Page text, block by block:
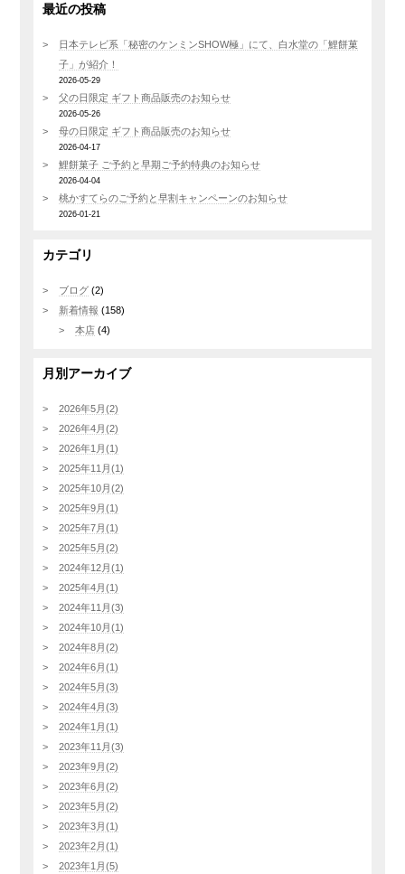
最近の投稿
日本テレビ系「秘密のケンミンSHOW極」にて、白水堂の「鯉餅菓
子」が紹介！
2026-05-29
父の日限定 ギフト商品販売のお知らせ
2026-05-26
母の日限定 ギフト商品販売のお知らせ
2026-04-17
鯉餅菓子 ご予約と早期ご予約特典のお知らせ
2026-04-04
桃かすてらのご予約と早割キャンペーンのお知らせ
2026-01-21
カテゴリ
ブログ (2)
新着情報 (158)
本店 (4)
月別アーカイブ
2026年5月(2)
2026年4月(2)
2026年1月(1)
2025年11月(1)
2025年10月(2)
2025年9月(1)
2025年7月(1)
2025年5月(2)
2024年12月(1)
2025年4月(1)
2024年11月(3)
2024年10月(1)
2024年8月(2)
2024年6月(1)
2024年5月(3)
2024年4月(3)
2024年1月(1)
2023年11月(3)
2023年9月(2)
2023年6月(2)
2023年5月(2)
2023年3月(1)
2023年2月(1)
2023年1月(5)